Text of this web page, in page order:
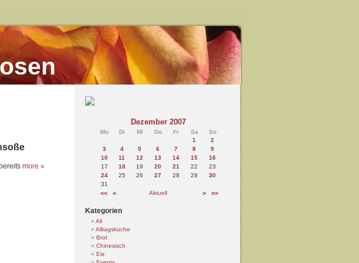
more »
Dezember 2007
Mo Di Mi Do Fr Sa
So
1
2
3
4 5 6 7 8
9
10
11 12 13 14 15
16
17
18 19 20 21 22
23
24
25 26 27 28 29
30
31
<< < Aktuell > >>
Kategorien
All
Alltagsküche
Brot
Chinesisch
Eis